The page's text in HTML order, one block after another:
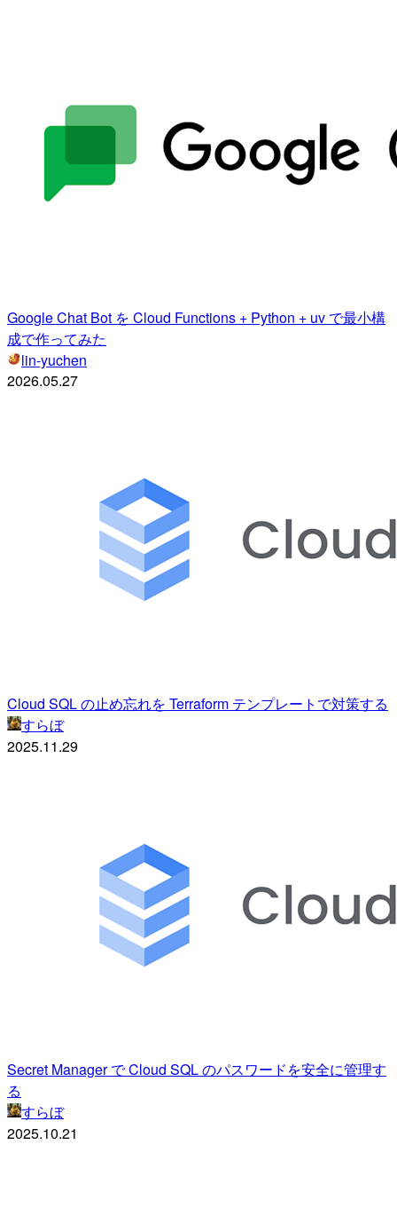
Google Chat Bot を Cloud Functions + Python + uv で最小構
成で作ってみた
lin-yuchen
2026.05.27
Cloud SQL の止め忘れを Terraform テンプレートで対策する
すらぼ
2025.11.29
Secret Manager で Cloud SQL のパスワードを安全に管理す
る
すらぼ
2025.10.21